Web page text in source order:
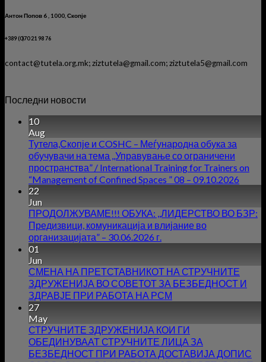
Антон Попов 6 , 1000, Скопје
+389 (0)70 21 98 76
contact@tutela.org.mk; ziztutela@gmail.com; ziztutela5@gmail.com
Последни новости
10
Aug
Тутела,Скопје и COSHC – Меѓународна обука за
обучувачи на тема ,,Управување со ограничени
пространства” / International Training for Trainers on
“Management of Confined Spaces ” 08 – 09.10.2026
22
Jun
ПРОДОЛЖУВАМЕ!!! ОБУКА: ,,ЛИДЕРСТВО ВО БЗР:
Предизвици, комуникација и влијание во
организацијата” – 30.06.2026 г.
01
Jun
СМЕНА НА ПРЕТСТАВНИКОТ НА СТРУЧНИТЕ
ЗДРУЖЕНИЈА ВО СОВЕТОТ ЗА БЕЗБЕДНОСТ И
ЗДРАВЈЕ ПРИ РАБОТА НА РСМ
27
May
СТРУЧНИТЕ ЗДРУЖЕНИЈА КОИ ГИ
ОБЕДИНУВААТ СТРУЧНИТЕ ЛИЦА ЗА
БЕЗБЕДНОСТ ПРИ РАБОТА ДОСТАВИЈА ДОПИС